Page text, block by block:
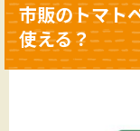
市販のトマト
使える？